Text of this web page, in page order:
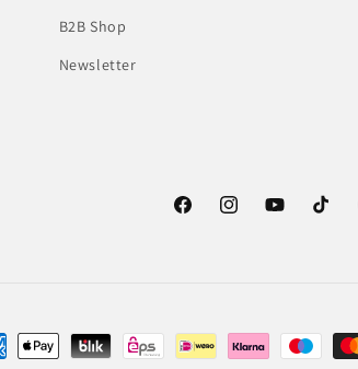
B2B Shop
Newsletter
FacebookInstagramYouTubeTikTok